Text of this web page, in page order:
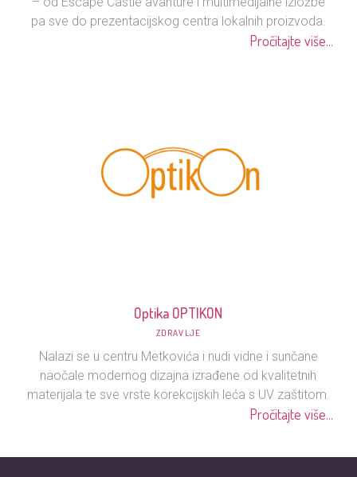
pa sve do prezentacijskog centra lokalnih proizvoda.
Pročitajte više...
Optika OPTIKON
ZDRAVLJE
Nalazi se u centru Metkovića i nudi vidne i sunčane
naočale modernog dizajna izrađene od kvalitetnih
materijala te sve vrste korekcijskih leća s UV zaštitom.
Pročitajte više...